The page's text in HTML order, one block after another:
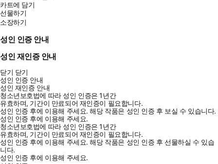
카트에 담기
선물하기
소장하기
성인 인증 안내
성인 재인증 안내
닫기 닫기
성인 인증 안내
성인 재인증 안내
청소년보호법에 따라 성인 인증은 1년간
유효하며, 기간이 만료되어 재인증이 필요합니다.
성인 인증 후에 이용해 주세요.해당 작품은 성인 인증 후 보실 수 있습니다.
성인 인증 후에 이용해 주세요.
청소년보호법에 따라 성인 인증은 1년간
유효하며, 기간이 만료되어 재인증이 필요합니다.
성인 인증 후에 이용해 주세요.해당 작품은 성인 인증 후 선물하실 수 있습
니다.
성인 인증 후에 이용해 주세요.